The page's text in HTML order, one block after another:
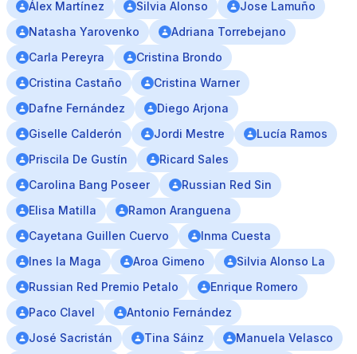
Álex Martínez
Silvia Alonso
Jose Lamuño
Natasha Yarovenko
Adriana Torrebejano
Carla Pereyra
Cristina Brondo
Cristina Castaño
Cristina Warner
Dafne Fernández
Diego Arjona
Giselle Calderón
Jordi Mestre
Lucía Ramos
Priscila De Gustín
Ricard Sales
Carolina Bang Poseer
Russian Red Sin
Elisa Matilla
Ramon Aranguena
Cayetana Guillen Cuervo
Inma Cuesta
Ines la Maga
Aroa Gimeno
Silvia Alonso La
Russian Red Premio Petalo
Enrique Romero
Paco Clavel
Antonio Fernández
José Sacristán
Tina Sáinz
Manuela Velasco